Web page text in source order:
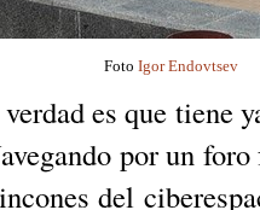
FotoIgor Endovtsev
es que tiene
por un
del